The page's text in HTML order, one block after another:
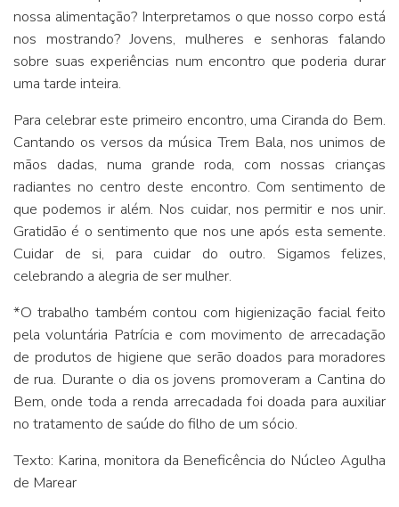
nossa alimentação? Interpretamos o que nosso corpo está
nos mostrando? Jovens, mulheres e senhoras falando
sobre suas experiências num encontro que poderia durar
uma tarde inteira.
Para celebrar este primeiro encontro, uma Ciranda do Bem.
Cantando os versos da música Trem Bala, nos unimos de
mãos dadas, numa grande roda, com nossas crianças
radiantes no centro deste encontro. Com sentimento de
que podemos ir além. Nos cuidar, nos permitir e nos unir.
Gratidão é o sentimento que nos une após esta semente.
Cuidar de si, para cuidar do outro. Sigamos felizes,
celebrando a alegria de ser mulher.
*O trabalho também contou com higienização facial feito
pela voluntária Patrícia e com movimento de arrecadação
de produtos de higiene que serão doados para moradores
de rua. Durante o dia os jovens promoveram a Cantina do
Bem, onde toda a renda arrecadada foi doada para auxiliar
no tratamento de saúde do filho de um sócio.
Texto: Karina, monitora da Beneficência do Núcleo Agulha
de Marear